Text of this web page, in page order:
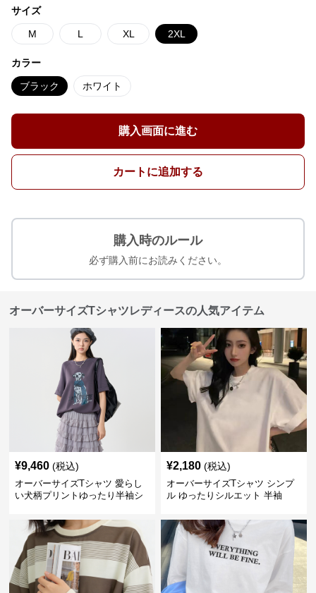
サイズ
M L XL 2XL
カラー
ブラック ホワイト
購入画面に進む
カートに追加する
購入時のルール
必ず購入前にお読みください。
オーバーサイズTシャツレディースの人気アイテム
¥9,460 (税込)
オーバーサイズTシャツ 愛らし
い犬柄プリントゆったり半袖シ
¥2,180 (税込)
オーバーサイズTシャツ シンプ
ル ゆったりシルエット 半袖